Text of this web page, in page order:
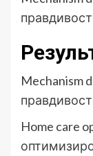
Mechanism
Home care